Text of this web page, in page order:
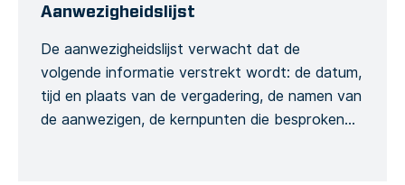
Aanwezigheidslijst
De aanwezigheidslijst verwacht dat de
volgende informatie verstrekt wordt: de datum,
tijd en plaats van de vergadering, de namen van
de aanwezigen, de kernpunten die besproken